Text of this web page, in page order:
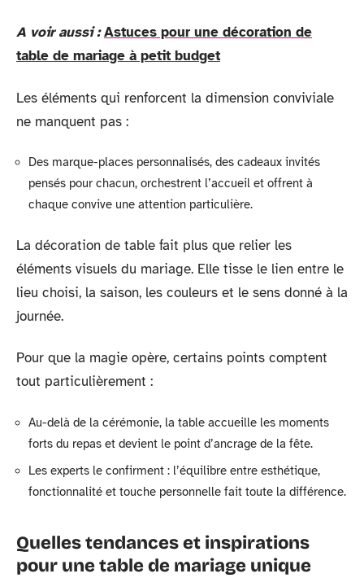
A voir aussi : Astuces pour une décoration de
table de mariage à petit budget
Les éléments qui renforcent la dimension conviviale
ne manquent pas :
Des marque-places personnalisés, des cadeaux invités
pensés pour chacun, orchestrent l’accueil et offrent à
chaque convive une attention particulière.
La décoration de table fait plus que relier les
éléments visuels du mariage. Elle tisse le lien entre le
lieu choisi, la saison, les couleurs et le sens donné à la
journée.
Pour que la magie opère, certains points comptent
tout particulièrement :
Au-delà de la cérémonie, la table accueille les moments
forts du repas et devient le point d’ancrage de la fête.
Les experts le confirment : l’équilibre entre esthétique,
fonctionnalité et touche personnelle fait toute la différence.
Quelles tendances et inspirations
pour une table de mariage unique